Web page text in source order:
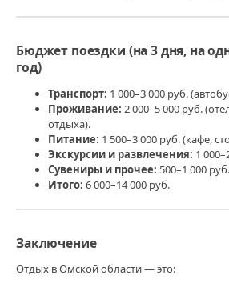
Бюджет поездки (на 3 дня, на
год)
Транспорт: 1 000–3 000 руб.
Проживание: 2 000–5 000 руб.
отдыха).
Питание: 1 500–3 000 руб. (кафе,
Экскурсии и развлечения: 1
Сувениры и прочее: 500–1 000 руб.
Итого: 6 000–14 000 руб.
Заключение
Отдых в Омской области — это: